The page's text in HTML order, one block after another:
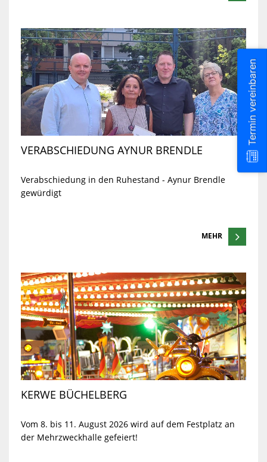
VERABSCHIEDUNG AYNUR BRENDLE
Verabschiedung in den Ruhestand - Aynur Brendle
gewürdigt
MEHR
KERWE BÜCHELBERG
Vom 8. bis 11. August 2026 wird auf dem Festplatz an
der Mehrzweckhalle gefeiert!
Termin vereinbaren